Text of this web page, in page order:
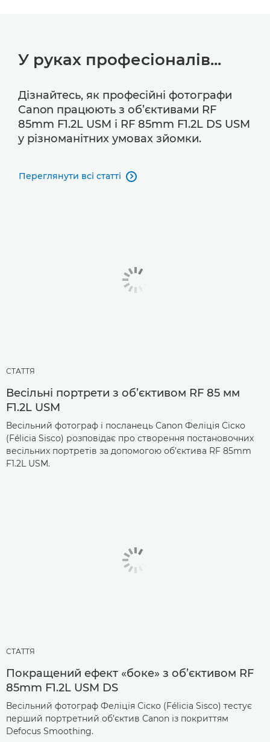
У руках професіоналів...
Дізнайтесь, як професійні фотографи
Canon працюють з об’єктивами RF
85mm F1.2L USM і RF 85mm F1.2L DS USM
у різноманітних умовах зйомки.
Переглянути всі статті 
СТАТТЯ
Весільні портрети з об’єктивом RF 85 мм
F1.2L USM
Весільний фотограф і посланець Canon Феліція Сіско
(Félicia Sisco) розповідає про створення постановочних
весільних портретів за допомогою об’єктива RF 85mm
F1.2L USM.
СТАТТЯ
Покращений ефект «боке» з об’єктивом RF
85mm F1.2L USM DS
Весільний фотограф Феліція Сіско (Félicia Sisco) тестує
перший портретний об’єктив Canon із покриттям
Defocus Smoothing.